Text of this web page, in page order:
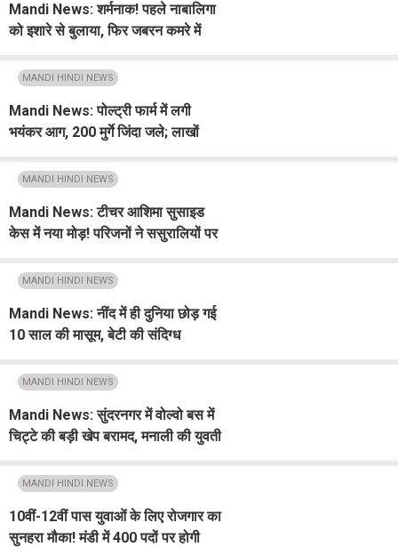
Mandi News: शर्मनाक! पहले नाबालिगा
को इशारे से बुलाया, फिर जबरन कमरे में
MANDI HINDI NEWS
Mandi News: पोल्ट्री फार्म में लगी
भयंकर आग, 200 मुर्गे जिंदा जले; लाखों
MANDI HINDI NEWS
Mandi News: टीचर आशिमा सुसाइड
केस में नया मोड़! परिजनों ने ससुरालियों पर
से मांगी SIT जांच
MANDI HINDI NEWS
Mandi News: नींद में ही दुनिया छोड़ गई
10 साल की मासूम, बेटी की संदिग्ध
MANDI HINDI NEWS
Mandi News: सुंदरनगर में वोल्वो बस में
चिट्टे की बड़ी खेप बरामद, मनाली की युवती
MANDI HINDI NEWS
10वीं-12वीं पास युवाओं के लिए रोजगार का
सुनहरा मौका! मंडी में 400 पदों पर होगी